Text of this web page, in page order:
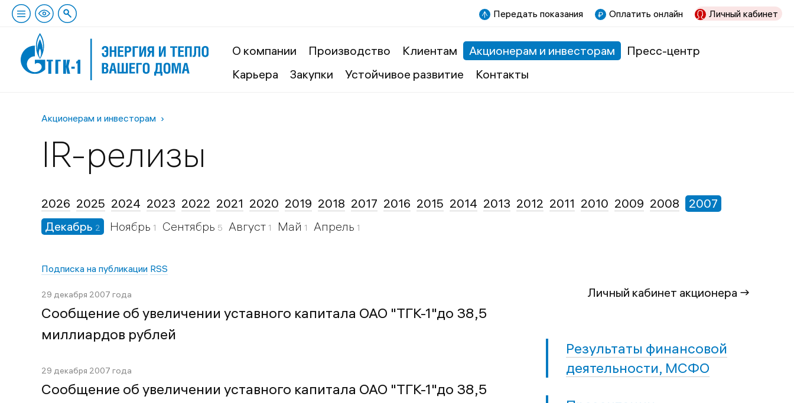
Передать показания Оплатить онлайн Личный кабинет
О компании Производство Клиентам Акционерам и инвесторам
Пресс-центр
Карьера
Закупки Устойчивое развитие Контакты
Акционерам и инвесторам
IR-релизы
2026 2025 2024 2023 2022 2021 2020 2019 2018 2017 2016 2015 2014 2013 2012 2011 2010 2009 2008
2007
Декабрь 2 Ноябрь 1 Сентябрь 5 Август 1 Май 1 Апрель 1
Подписка на публикации RSS
29 декабря 2007 года
Сообщение об увеличении уставного капитала ОАО "ТГК-1"до 38,5
миллиардов рублей
29 декабря 2007 года
Сообщение об увеличении уставного капитала ОАО "ТГК-1"до 38,5
Личный кабинет акционера →
Результаты финансовой
деятельности, МСФО